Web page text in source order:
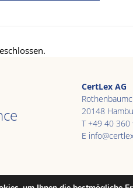
CertLex AG
20148
T +49 40
E